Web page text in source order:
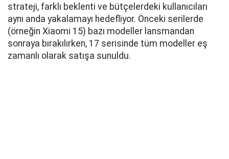
strateji, farklı beklenti ve bütçelerdeki kullanıcıları
aynı anda yakalamayı hedefliyor. Önceki serilerde
(örneğin Xiaomi 15) bazı modeller lansmandan
sonraya bırakılırken, 17 serisinde tüm modeller eş
zamanlı olarak satışa sunuldu.